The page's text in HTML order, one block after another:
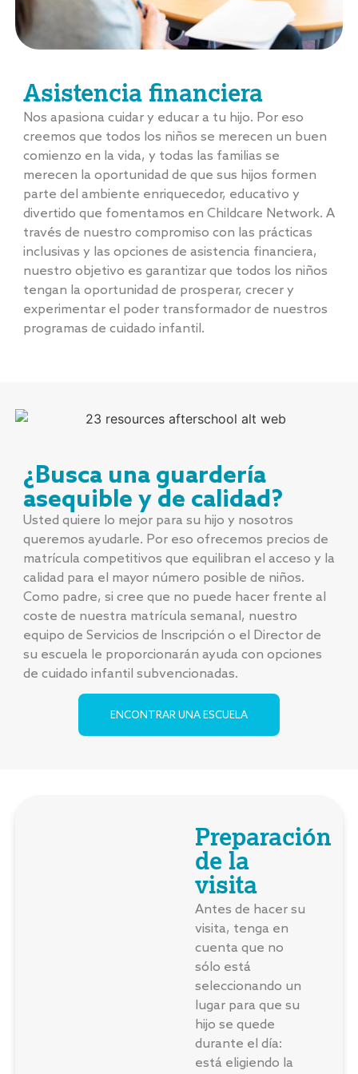
Asistencia financiera
Nos apasiona cuidar y educar a tu hijo. Por eso
creemos que todos los niños se merecen un buen
comienzo en la vida, y todas las familias se
merecen la oportunidad de que sus hijos formen
parte del ambiente enriquecedor, educativo y
divertido que fomentamos en Childcare Network. A
través de nuestro compromiso con las prácticas
inclusivas y las opciones de asistencia financiera,
nuestro objetivo es garantizar que todos los niños
tengan la oportunidad de prosperar, crecer y
experimentar el poder transformador de nuestros
programas de cuidado infantil.
¿Busca una guardería
asequible y de calidad?
Usted quiere lo mejor para su hijo y nosotros
queremos ayudarle. Por eso ofrecemos precios de
matrícula competitivos que equilibran el acceso y la
calidad para el mayor número posible de niños.
Como padre, si cree que no puede hacer frente al
coste de nuestra matrícula semanal, nuestro
equipo de Servicios de Inscripción o el Director de
su escuela le proporcionarán ayuda con opciones
de cuidado infantil subvencionadas.
ENCONTRAR UNA ESCUELA
Preparación
de la
visita
Antes de hacer su
visita, tenga en
cuenta que no
sólo está
seleccionando un
lugar para que su
hijo se quede
durante el día:
está eligiendo la